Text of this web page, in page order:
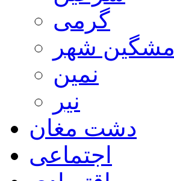
گرمی
مشگین شهر
نمین
نیر
دشت مغان
اجتماعی